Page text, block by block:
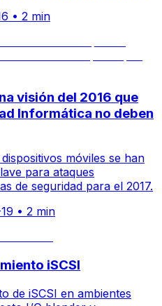
• 2 min
visión del 2016 que
Informática no deben
móviles se han
para ataques
de seguridad para el 2017.
• 2 min
iSCSI
de iSCSI en ambientes